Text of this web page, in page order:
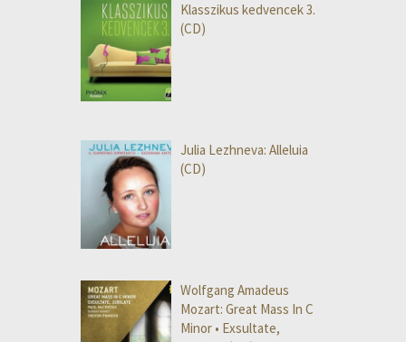
Klasszikus kedvencek 3.
(CD)
Julia Lezhneva: Alleluia
(CD)
Wolfgang Amadeus
Mozart: Great Mass In C
Minor • Exsultate,